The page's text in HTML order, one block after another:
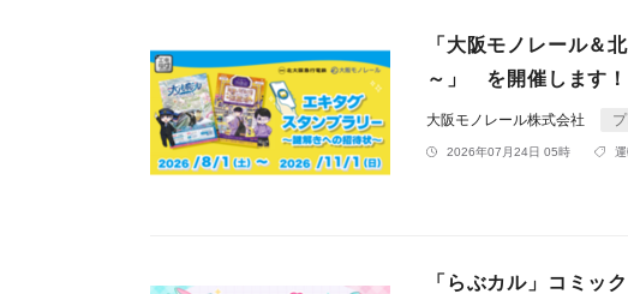
「大阪モノレール＆
～」 を開催します！
大阪モノレール株式会社
2026年07月24日 05時
「らぶカル」コミッ